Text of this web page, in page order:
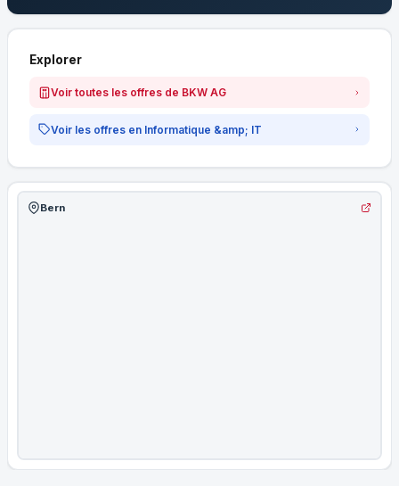
Explorer
Voir toutes les offres de BKW AG
Voir les offres en Informatique &amp; IT
Bern